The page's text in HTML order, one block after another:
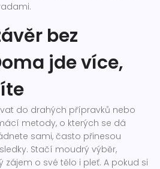
bez
jde více,
do drahých přípravků nebo
metody, o kterých se dá
sami, často přinesou
Stačí moudrý výběr,
zájem o své tělo i pleť. A pokud si